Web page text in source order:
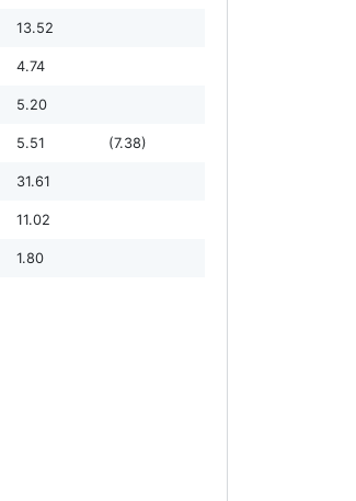
13.52
4.74
5.20
5.51 (7.38)
31.61
11.02
1.80